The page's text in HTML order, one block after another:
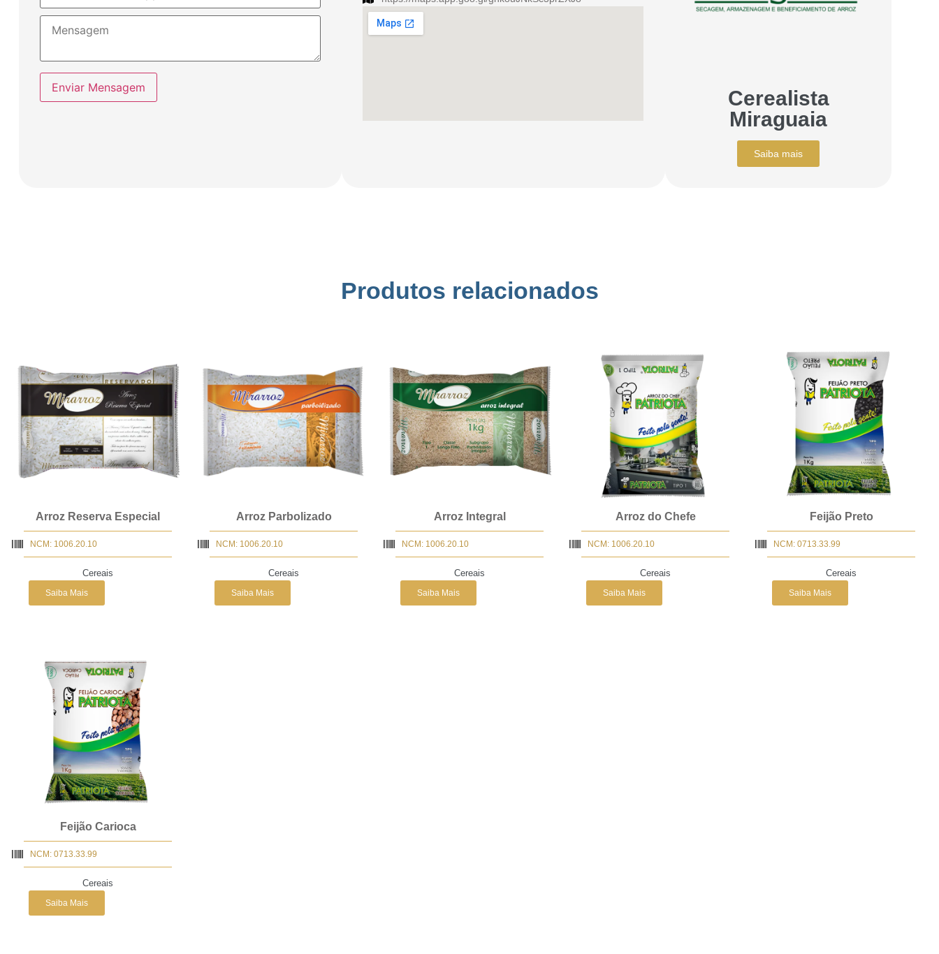
Enviar Mensagem
Cerealista
Miraguaia
Saiba mais
Produtos relacionados
Arroz Reserva Especial
NCM: 1006.20.10
Cereais
Saiba Mais
Arroz Parbolizado
NCM: 1006.20.10
Cereais
Saiba Mais
Arroz Integral
NCM: 1006.20.10
Cereais
Saiba Mais
Arroz do Chefe
NCM: 1006.20.10
Cereais
Saiba Mais
Feijão Preto
NCM: 0713.33.99
Cereais
Saiba Mais
Feijão Carioca
NCM: 0713.33.99
Cereais
Saiba Mais